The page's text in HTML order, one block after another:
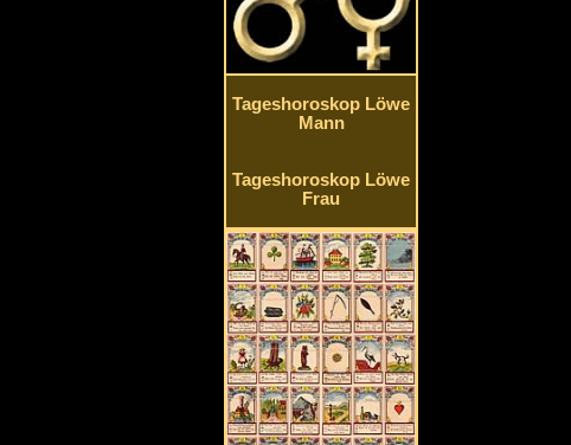
Tageshoroskop Löwe
Mann
Tageshoroskop Löwe
Frau